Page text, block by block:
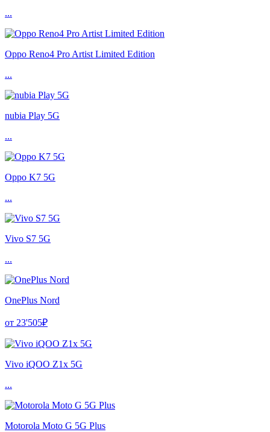
...
Oppo Reno4 Pro Artist Limited Edition
...
nubia Play 5G
...
Oppo K7 5G
...
Vivo S7 5G
...
OnePlus Nord
от 23'505₽
Vivo iQOO Z1x 5G
...
Motorola Moto G 5G Plus